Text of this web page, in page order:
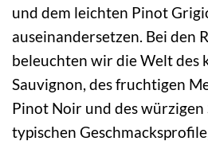
und dem leichten Pinot
auseinandersetzen. Bei den
beleuchten wir die Welt des
Sauvignon, des fruchtigen
Pinot Noir und des würzigen
typischen